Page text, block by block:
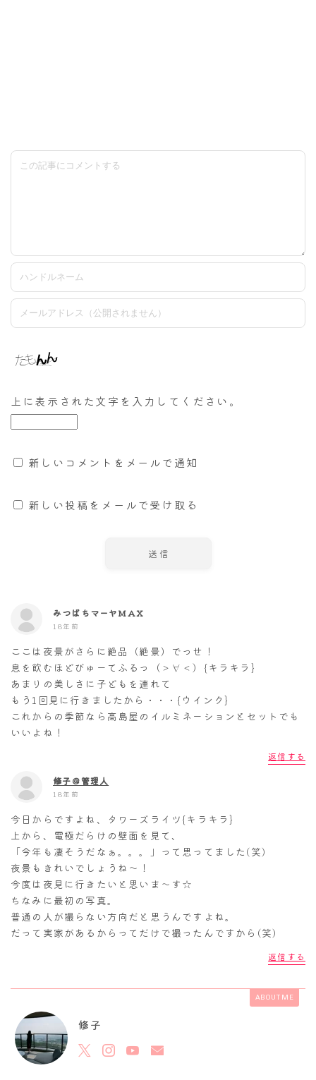
上に表示された文字を入力してください。
新しいコメントをメールで通知
新しい投稿をメールで受け取る
みつばちマーヤMAX
18年前
ここは夜景がさらに絶品（絶景）でっせ！
息を飲むほどびゅーてふるっ（＞∀＜）{キラキラ}
あまりの美しさに子どもを連れて
もう1回見に行きましたから・・・{ウインク}
これからの季節なら高島屋のイルミネーションとセットでも
いいよね！
返信する
修子＠管理人
18年前
今日からですよね、タワーズライツ{キラキラ}
上から、電極だらけの壁面を見て、
「今年も凄そうだなぁ。。。」って思ってました(笑)
夜景もきれいでしょうね～！
今度は夜見に行きたいと思いま～す☆
ちなみに最初の写真。
普通の人が撮らない方向だと思うんですよね。
だって実家があるからってだけで撮ったんですから(笑)
返信する
ABOUT ME
修子